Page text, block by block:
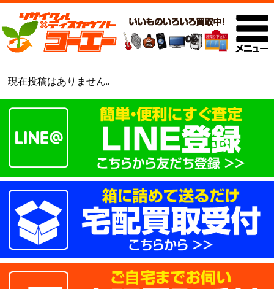
現在投稿はありません｡